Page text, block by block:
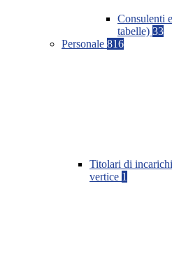
Consulenti
tabelle) 33
Personale 816
Titolari di
vertice 1